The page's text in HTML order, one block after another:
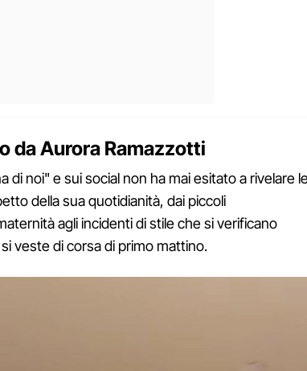
da Aurora Ramazzotti
di noi" e sui social non ha mai esitato a rivelare
della sua quotidianità, dai piccoli
agli incidenti di stile che si verificano
veste di corsa di primo mattino.